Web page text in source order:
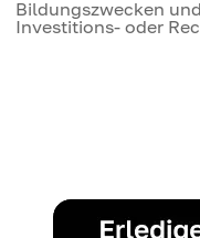
Bildungszwecken
Investitions- oder